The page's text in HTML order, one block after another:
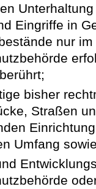
Eingriffe in
nur
bisher
Straßen
Umfang